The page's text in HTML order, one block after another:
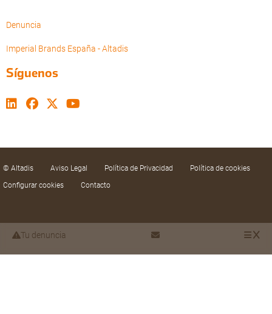
Tu denuncia
Denuncia
Imperial Brands España - Altadis
Síguenos
© Altadis Aviso Legal Política de Privacidad
Política de cookies
Configurar cookies
Contacto